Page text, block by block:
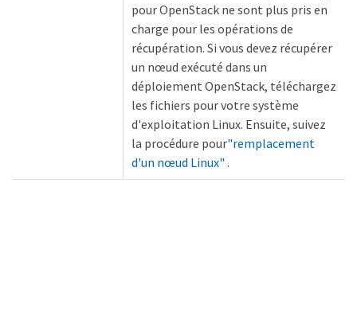
pour OpenStack ne sont plus pris en
charge pour les opérations de
récupération. Si vous devez récupérer
un nœud exécuté dans un
déploiement OpenStack, téléchargez
les fichiers pour votre système
d'exploitation Linux. Ensuite, suivez
la procédure pour"remplacement
d'un nœud Linux" .